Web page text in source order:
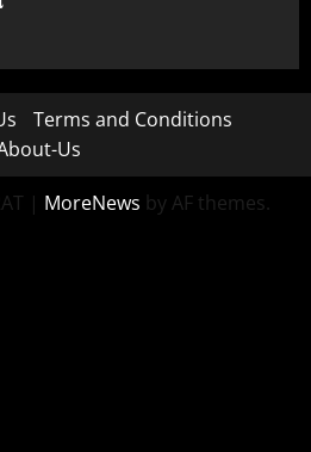
Terms and Conditions
Us
| MoreNews by AF themes.